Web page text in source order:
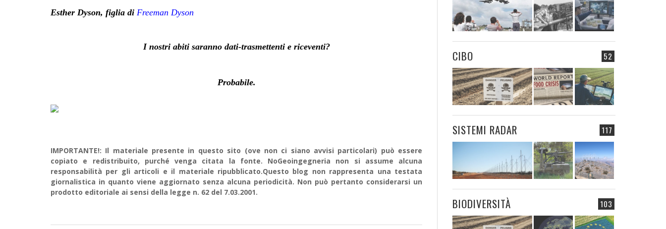
Esther Dyson, figlia di Freeman Dyson
I nostri abiti saranno dati-trasmettenti e riceventi?
Probabile.
IMPORTANTE!: Il materiale presente in questo sito (ove non ci siano avvisi particolari) può essere
copiato e redistribuito, purché venga citata la fonte. NoGeoingegneria non si assume alcuna
responsabilità per gli articoli e il materiale ripubblicato.Questo blog non rappresenta una testata
giornalistica in quanto viene aggiornato senza alcuna periodicità. Non può pertanto considerarsi un
prodotto editoriale ai sensi della legge n. 62 del 7.03.2001.
52
CIBO
117
SISTEMI RADAR
103
BIODIVERSITÀ